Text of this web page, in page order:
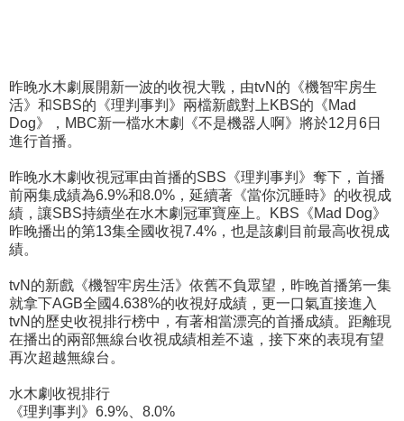
昨晚水木劇展開新一波的收視大戰，由tvN的《機智牢房生
活》和SBS的《理判事判》兩檔新戲對上KBS的《Mad
Dog》，MBC新一檔水木劇《不是機器人啊》將於12月6日
進行首播。
昨晚水木劇收視冠軍由首播的SBS《理判事判》奪下，首播
前兩集成績為6.9%和8.0%，延續著《當你沉睡時》的收視成
績，讓SBS持續坐在水木劇冠軍寶座上。KBS《Mad Dog》
昨晚播出的第13集全國收視7.4%，也是該劇目前最高收視成
績。
tvN的新戲《機智牢房生活》依舊不負眾望，昨晚首播第一集
就拿下AGB全國4.638%的收視好成績，更一口氣直接進入
tvN的歷史收視排行榜中，有著相當漂亮的首播成績。距離現
在播出的兩部無線台收視成績相差不遠，接下來的表現有望
再次超越無線台。
水木劇收視排行
《理判事判》6.9%、8.0%